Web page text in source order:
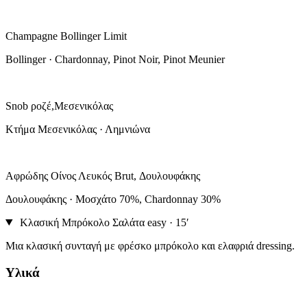
Champagne Bollinger Limit
Bollinger · Chardonnay, Pinot Noir, Pinot Meunier
Snob ροζέ,Μεσενικόλας
Κτήμα Μεσενικόλας · Λημνιώνα
Αφρώδης Οίνος Λευκός Brut, Δουλουφάκης
Δουλουφάκης · Μοσχάτο 70%, Chardonnay 30%
Κλασική Μπρόκολο Σαλάτα easy · 15′
Μια κλασική συνταγή με φρέσκο μπρόκολο και ελαφριά dressing.
Υλικά